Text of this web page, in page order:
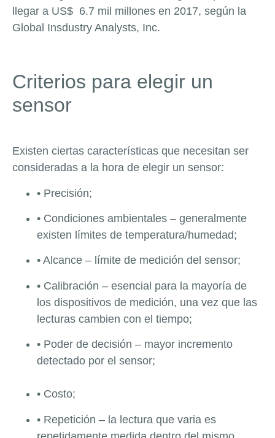
llegar a US$ 6.7 mil millones en 2017, según la
Global Insdustry Analysts, Inc.
Criterios para elegir un
sensor
Existen ciertas características que necesitan ser
consideradas a la hora de elegir un sensor:
• Precisión;
• Condiciones ambientales – generalmente
existen límites de temperatura/humedad;
• Alcance – límite de medición del sensor;
• Calibración – esencial para la mayoría de
los dispositivos de medición, una vez que las
lecturas cambien con el tiempo;
• Poder de decisión – mayor incremento
detectado por el sensor;
• Costo;
• Repetición – la lectura que varia es